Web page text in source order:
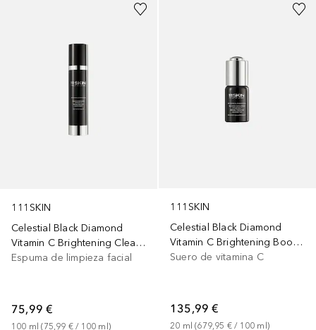
111SKIN
Celestial Black Diamond
Vitamin C Brightening Cleanser
Espuma de limpieza facial
75,99 €
100 ml (75,99 € / 100 ml )
111SKIN
Celestial Black Diamond
Vitamin C Brightening Booster
Suero de vitamina C
135,99 €
20 ml (679,95 € / 100 ml )